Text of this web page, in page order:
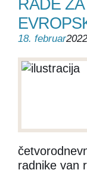
RADE
18. februar
radnike van